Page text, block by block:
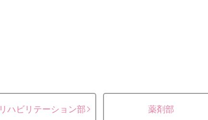
リハビリテーション部 薬剤部